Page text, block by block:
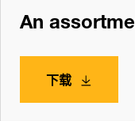
An
下载